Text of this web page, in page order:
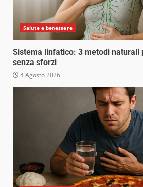
Salute e benessere
Sistema linfatico: 3 metodi naturali
senza sforzi
4 Agosto 2026